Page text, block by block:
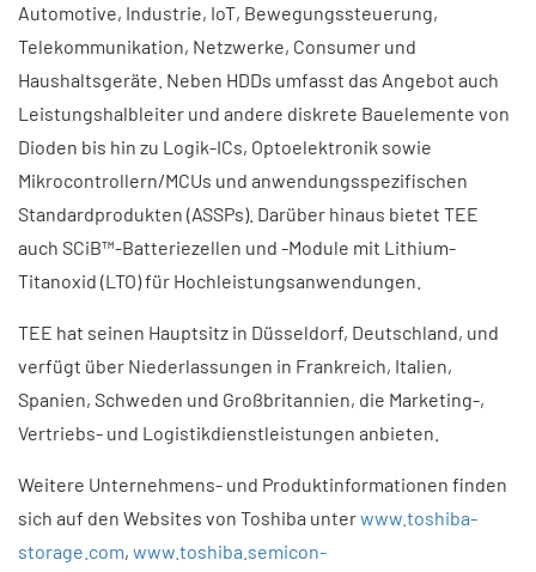
Automotive, Industrie, IoT, Bewegungssteuerung,
Telekommunikation, Netzwerke, Consumer und
Haushaltsgeräte. Neben HDDs umfasst das Angebot auch
Leistungshalbleiter und andere diskrete Bauelemente von
Dioden bis hin zu Logik-ICs, Optoelektronik sowie
Mikrocontrollern/MCUs und anwendungsspezifischen
Standardprodukten (ASSPs). Darüber hinaus bietet TEE
auch SCiB™-Batteriezellen und -Module mit Lithium-
Titanoxid (LTO) für Hochleistungsanwendungen.
TEE hat seinen Hauptsitz in Düsseldorf, Deutschland, und
verfügt über Niederlassungen in Frankreich, Italien,
Spanien, Schweden und Großbritannien, die Marketing-,
Vertriebs- und Logistikdienstleistungen anbieten.
Weitere Unternehmens- und Produktinformationen finden
sich auf den Websites von Toshiba unterwww.toshiba-
storage.com, www.toshiba.semicon-